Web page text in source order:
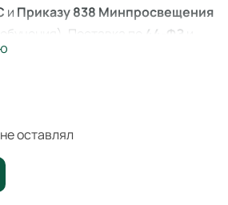
и Приказу 838 Минпросвещения
Поставка по
44-ФЗ
документов, сертификаты
Доставка по всей
поверхность.
образовательных
и
оставлял